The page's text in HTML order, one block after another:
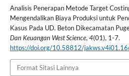
Analisis Penerapan Metode Target
Mengendalikan Biaya Produksi untuk
Kasus Pada UD. Beton Dikecamatan
Dan Keuangan West Science, 4(01), 1-7.
https://doi.org/10.58812/
Format Sitasi Lainnya